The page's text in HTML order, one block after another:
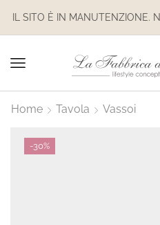
Home Tavola Vassoi
-30%